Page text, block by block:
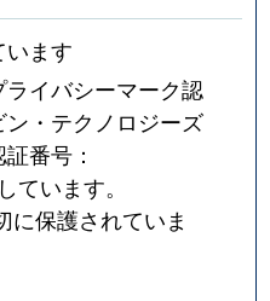
ます
イバシーマーク認
・テクノロジーズ
番号：
ています。
に保護されていま